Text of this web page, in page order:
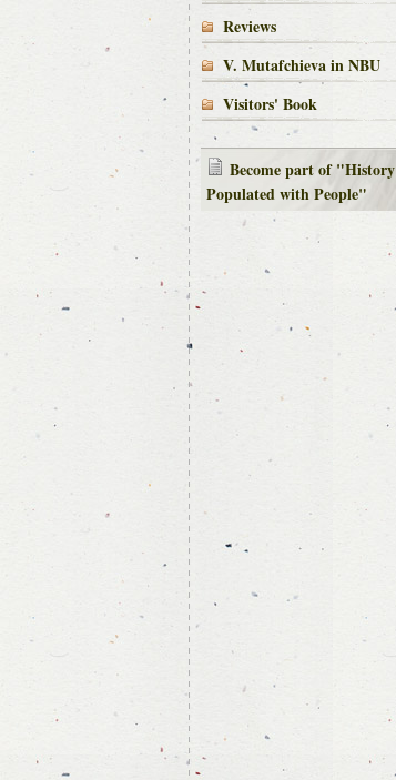
Reviews
V. Mutafchieva in NBU
Visitors' Book
Become part of "History
Populated with People"